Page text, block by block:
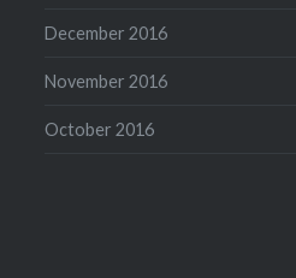
December 2016
November 2016
October 2016